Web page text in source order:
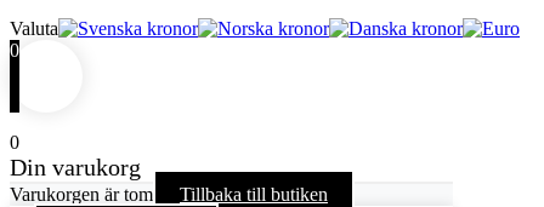
Valuta
0
0
Din varukorg
Varukorgen är tom Tillbaka till butiken